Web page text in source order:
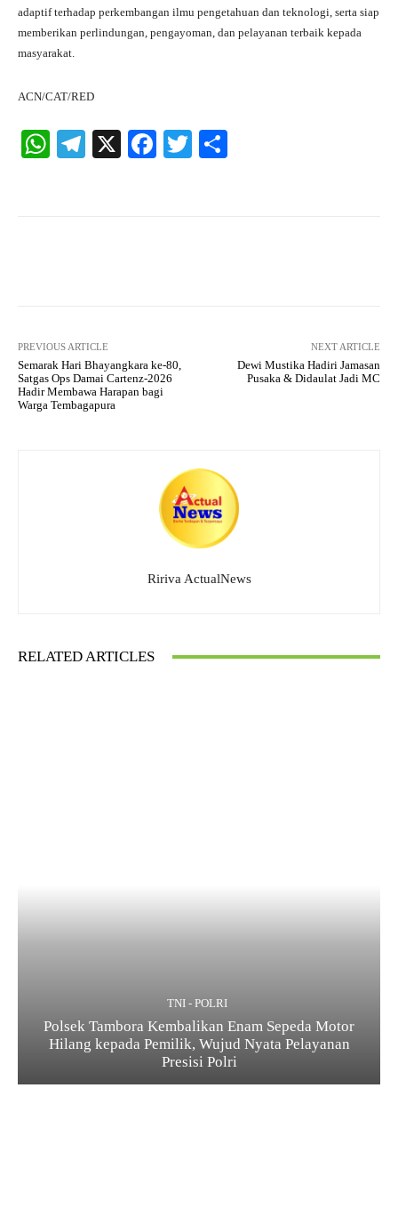
adaptif terhadap perkembangan ilmu pengetahuan dan teknologi, serta siap
memberikan perlindungan, pengayoman, dan pelayanan terbaik kepada
masyarakat.
ACN/CAT/RED
W
Te X
Fa
T
PREVIOUS ARTICLE
Semarak Hari Bhayangkara ke-80,
Satgas Ops Damai Cartenz-2026
Hadir Membawa Harapan bagi
Warga Tembagapura
NEXT ARTICLE
Dewi Mustika Hadiri Jamasan
Pusaka & Didaulat Jadi MC
Ririva ActualNews
RELATED ARTICLES
TNI - POLRI
Polsek Tambora Kembalikan Enam Sepeda Motor
Hilang kepada Pemilik, Wujud Nyata Pelayanan
Presisi Polri